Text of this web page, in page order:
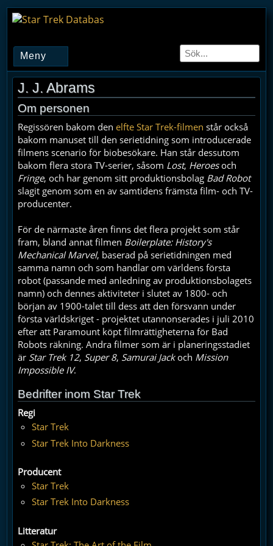
J. J. Abrams
Om personen
Regissören bakom denelfte Star Trek-filmen står också
bakom manuset till den serietidning som introducerade
filmens scenario för biobesökare. Han står dessutom
bakom flera stora TV-serier, såsom Lost, Heroesoch
Fringe, och har genom sitt produktionsbolag Bad Robot
slagit genom som en av samtidens främsta film- och TV-
producenter.
För de närmaste åren finns det flera projekt som står
fram, bland annat filmen Boilerplate: History's
Mechanical Marvel, baserad på serietidningen med
samma namn och som handlar om världens första
robot (passande med anledning av produktionsbolagets
namn) och dennes aktiviteter i slutet av 1800- och
början av 1900-talet till dess att den försvann under
första världskriget - projektet utannonserades i juli 2010
efter att Paramount köpt filmrättigheterna för Bad
Robots räkning. Andra filmer som är i planeringsstadiet
är Star Trek 12, Super 8, Samurai Jackoch Mission
Impossible IV.
Bedrifter inom Star Trek
Regi
Star Trek
Star Trek Into Darkness
Producent
Star Trek
Star Trek Into Darkness
Litteratur
Meny